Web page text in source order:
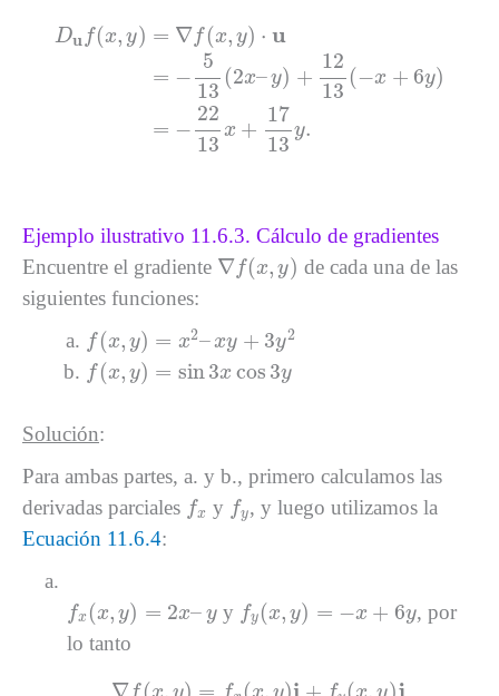
Du f(x, y) = ∇ f(x, y) ⋅ u
= −
5
13
(2x–y) +
12
13
(−x + 6y)
= −
22
13
x +
17
13
y.
Du (x =∇ x,y )⋅u −5
Ejemplo ilustrativo 11.6.3. Cálculo de gradientes
Encuentre el gradiente ∇ f(x, y)
∇f (x
de cada una de las
siguientes funciones:
f(x, y) = x2–xy + 3y2
f(x = xy 2
f(x, y) = sin3x cos 3y
f(x = x cos
Solución:
Para ambas partes, a. y b., primero calculamos las
derivadas parciales fx
fx y fy
fy , y luego utilizamos la
Ecuación 11.6.4:
a.
fx (x, y) = 2x– y
fx (x = –y y fy (x, y) = −x + 6y
fy (x =
, por
lo tanto
∇f (x, =f ,y )i y(x y j= ( y)